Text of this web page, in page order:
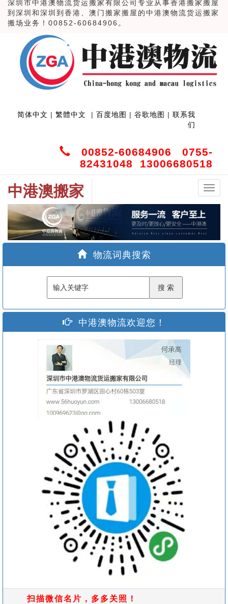
深圳市中港澳物流货运搬家有限公司专业从事香港搬家搬屋
到深圳和深圳到香港、澳门搬家搬屋的中港澳物流货运搬家
搬场业务！00852-60684906。
简体中文 | 繁體中文 | 百度地图 | 谷歌地图 | 联系我
们
00852-60684906 0755-
82431048 13006680518
中
港
中港澳搬家
物流词典搜索
中港澳物流欢迎您！
扫描微信名片，多多关照！